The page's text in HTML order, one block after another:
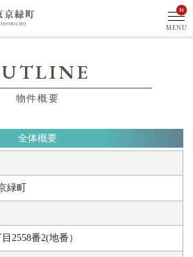
MENU
N
物件概要
全体概要
緑町
2558番2(地番）